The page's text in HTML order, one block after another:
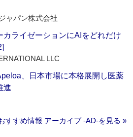
ャパン株式会社
カライゼーションにAIをどれだけ
LLC
、日本市場に本格展開し医薬
進
すすめ情報 アーカイブ ‐AD‐を見る »